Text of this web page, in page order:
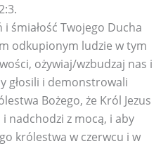
śmiałość Twojego Ducha
odkupionym ludzie w tym
ożywiaj/wzbudzaj nas i
głosili i demonstrowali
Bożego, że Król Jezus
nadchodzi z mocą, i aby
królestwa w czerwcu i w